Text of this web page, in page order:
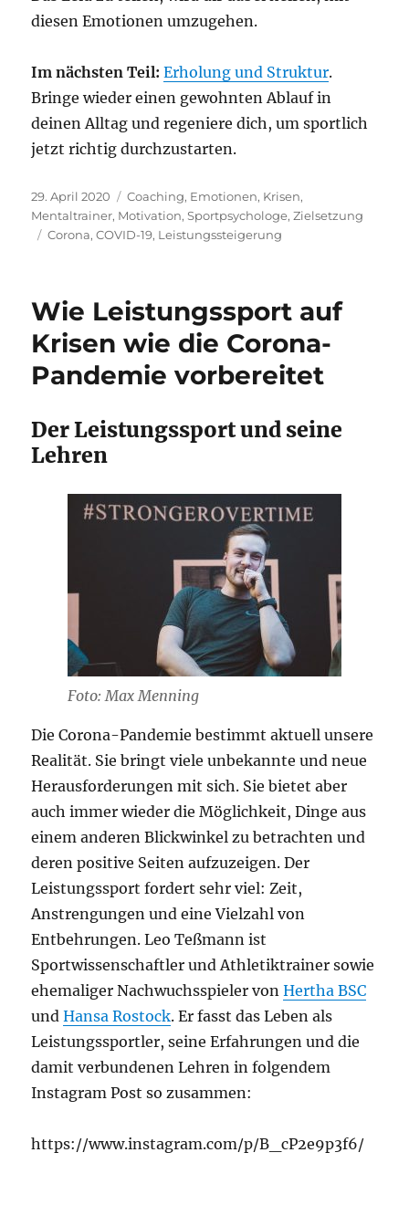
diesen Emotionen umzugehen.
Im nächsten Teil: Erholung und Struktur.
Bringe wieder einen gewohnten Ablauf in
deinen Alltag und regeniere dich, um sportlich
jetzt richtig durchzustarten.
Veröffentlicht
am
29. April 2020 Kategorien
Coaching, Emotionen, Krisen,
Mentaltrainer, Motivation,Sportpsychologe,Zielsetzung
Schlagwörter
Corona,COVID-19, Leistungssteigerung
Wie Leistungssport auf
Krisen wie die Corona-
Pandemie vorbereitet
Der Leistungssport und seine
Lehren
Foto: Max Menning
Die Corona-Pandemie bestimmt aktuell unsere
Realität. Sie bringt viele unbekannte und neue
Herausforderungen mit sich. Sie bietet aber
auch immer wieder die Möglichkeit, Dinge aus
einem anderen Blickwinkel zu betrachten und
deren positive Seiten aufzuzeigen. Der
Leistungssport fordert sehr viel: Zeit,
Anstrengungen und eine Vielzahl von
Entbehrungen. Leo Teßmann ist
Sportwissenschaftler und Athletiktrainer sowie
ehemaliger Nachwuchsspieler vonHertha BSC
undHansa Rostock. Er fasst das Leben als
Leistungssportler, seine Erfahrungen und die
damit verbundenen Lehren in folgendem
Instagram Post so zusammen:
https://www.instagram.com/p/B_cP2e9p3f6/